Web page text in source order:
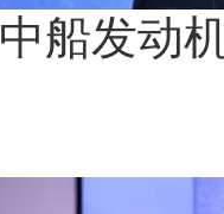
中船发动